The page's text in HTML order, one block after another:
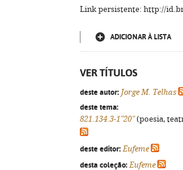
Link persistente: http://
ADICIONAR À LISTA
VER TÍTULOS
deste autor: Jorge M. Telhas
deste tema:
821.134.3-1"20"(poesia,
deste editor: Eufeme
desta coleção: Eufeme